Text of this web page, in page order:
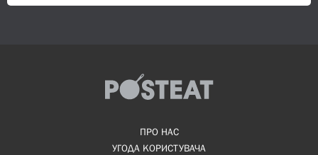
ПРО НАС
УГОДА КОРИСТУВАЧА